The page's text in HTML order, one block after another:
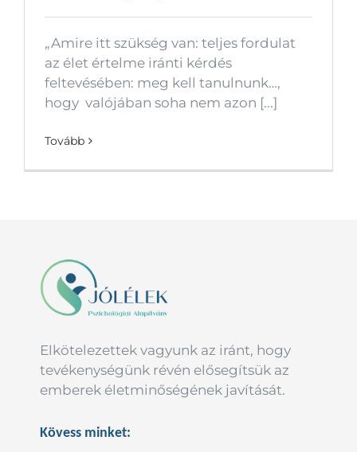
„Amire itt szükség van: teljes fordulat
az élet értelme iránti kérdés
feltevésében: meg kell tanulnunk…,
hogy valójában soha nem azon [...]
Tovább
Elkötelezettek vagyunk az iránt, hogy
tevékenységünk révén elősegítsük az
emberek életminőségének javítását.
Kövess minket: